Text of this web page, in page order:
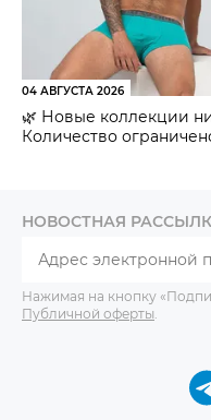
04 АВГУСТА 2026
🌿 Новые коллекции
Количество
НОВОСТНАЯ
Нажимая на кнопку
Публичной оферты